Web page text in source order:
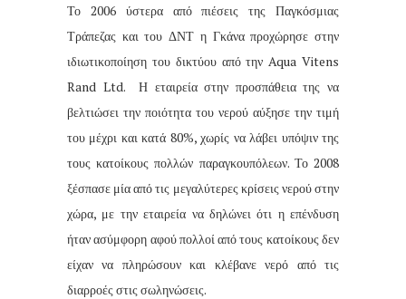
Το 2006 ύστερα από πιέσεις της Παγκόσμιας
Τράπεζας και του ΔΝΤ η Γκάνα προχώρησε στην
ιδιωτικοποίηση του δικτύου από την Aqua Vitens
Rand Ltd.
Η εταιρεία στην προσπάθεια της να
βελτιώσει την ποιότητα του νερού αύξησε την τιμή
του μέχρι και κατά 80%, χωρίς να λάβει υπόψιν της
τους κατοίκους πολλών παραγκουπόλεων. Το 2008
ξέσπασε μία από τις μεγαλύτερες κρίσεις νερού στην
χώρα, με την εταιρεία να δηλώνει ότι η επένδυση
ήταν ασύμφορη αφού πολλοί από τους κατοίκους δεν
είχαν να πληρώσουν και κλέβανε νερό από τις
διαρροές στις σωληνώσεις.